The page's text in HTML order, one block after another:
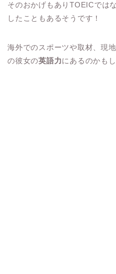
そのおかげもありTOEICでは
したこともあるそうです！
海外でのスポーツや取材、現
の彼女の英語力にあるのかも